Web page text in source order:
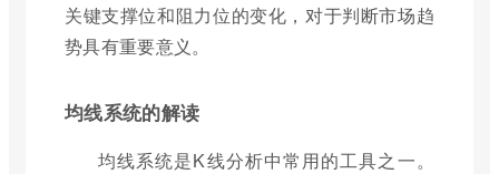
关键支撑位和阻力位的变化，对于判断市场趋
势具有重要意义。
均线系统的解读
均线系统是K线分析中常用的工具之一。